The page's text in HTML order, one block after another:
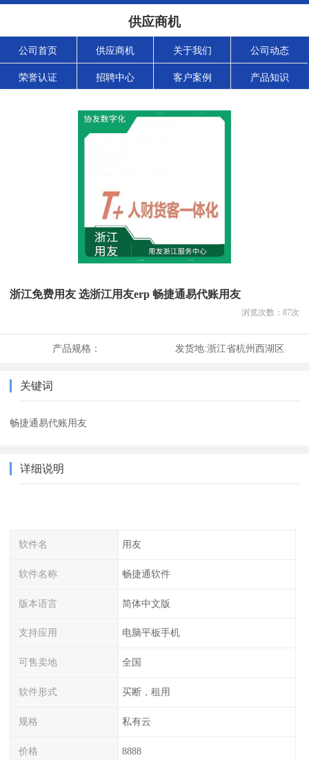
供应商机
公司首页 供应商机 关于我们 公司动态
荣誉认证 招聘中心 客户案例 产品知识
浙江免费用友 选浙江用友erp 畅捷通易代账用友
浏览次数： 87次
产品规格： 发货地:浙江省杭州西湖区
关键词
畅捷通易代账用友
详细说明
软件名 用友
软件名称 畅捷通软件
版本语言 简体中文版
支持应用 电脑平板手机
可售卖地 全国
软件形式 买断，租用
规格 私有云
价格 8888